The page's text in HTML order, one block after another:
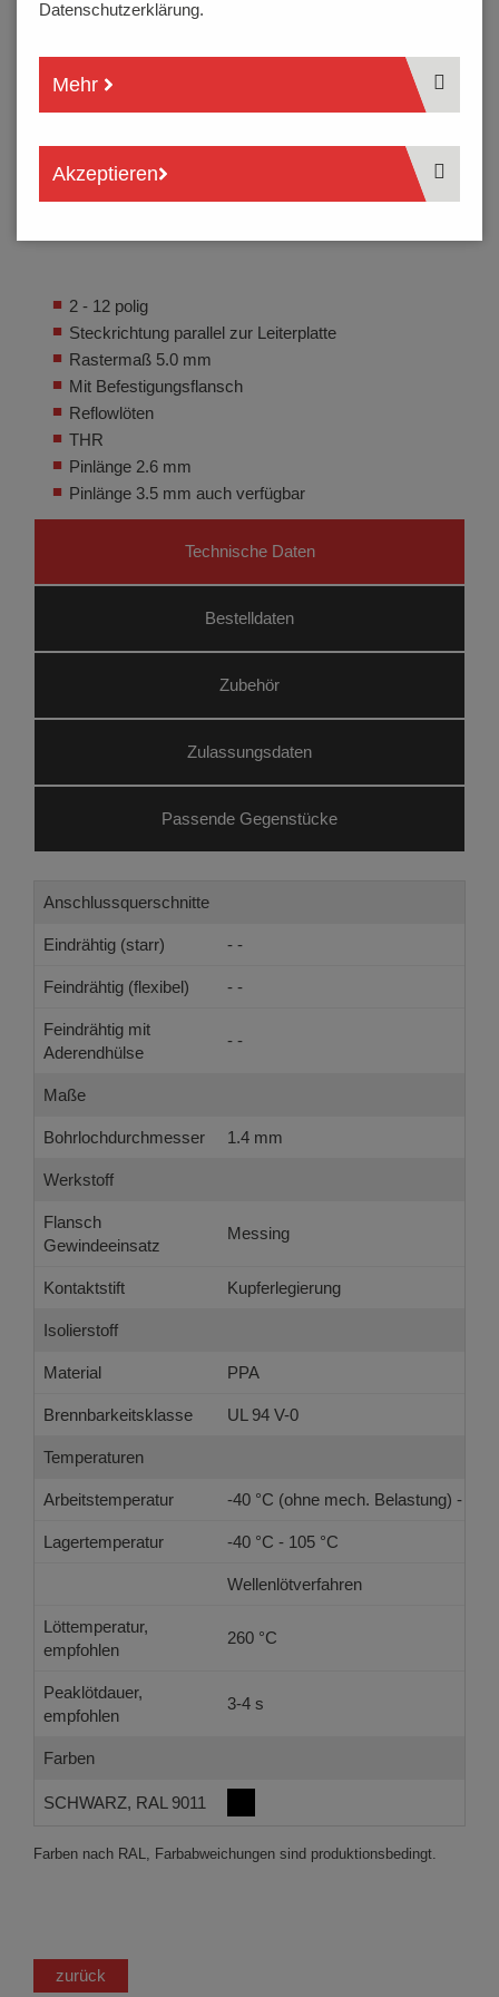
2 - 12 polig
Steckrichtung parallel zur Leiterplatte
Rastermaß 5.0 mm
Mit Befestigungsflansch
Reflowlöten
THR
Pinlänge 2.6 mm
Pinlänge 3.5 mm auch verfügbar
Technische Daten
Bestelldaten
Zubehör
Zulassungsdaten
Passende Gegenstücke
Anschlussquerschnitte
Eindrähtig (starr) - -
Feindrähtig (flexibel) - -
Feindrähtig mit
Aderendhülse
- -
Maße
Bohrlochdurchmesser 1.4 mm
Werkstoff
Flansch
Gewindeeinsatz
Messing
Kontaktstift Kupferlegierung
Isolierstoff
Material PPA
Brennbarkeitsklasse UL 94 V-0
Temperaturen
Arbeitstemperatur -40 °C (ohne mech. Belastung) - 105
Lagertemperatur -40 °C - 105 °C
Wellenlötverfahren
Löttemperatur,
empfohlen
260 °C
Peaklötdauer,
empfohlen
3-4 s
Farben
SCHWARZ, RAL 9011
Farben nach RAL, Farbabweichungen sind produktionsbedingt.
zurück
Datenschutzerklärung.
Mehr
Akzeptieren